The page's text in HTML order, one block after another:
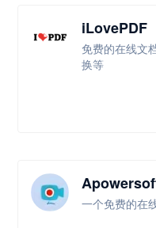
iLovePDF
免费的在线文
换等
一个免费的在